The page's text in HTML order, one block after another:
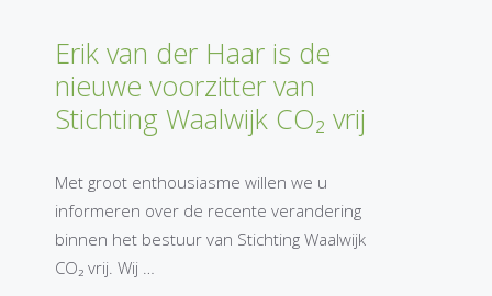
Erik van der Haar is de
nieuwe voorzitter van
Stichting Waalwijk CO₂ vrij
Met groot enthousiasme willen we u
informeren over de recente verandering
binnen het bestuur van Stichting Waalwijk
CO₂ vrij. Wij …